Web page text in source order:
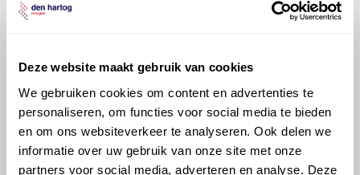
Deze website maakt gebruik van cookies
We gebruiken cookies om content en advertenties te
personaliseren, om functies voor social media te bieden
en om ons websiteverkeer te analyseren. Ook delen we
informatie over uw gebruik van onze site met onze
partners voor social media, adverteren en analyse. Deze
informatie mag noch geheel noch gedeeltelijk worden
gereproduceerd, opgeslagen in een database of op
voorafgaande schriftelijke toestemming van Olyslager
Organisation B.V. Hoewel alles in het werk is gesteld
om ervoor te zorgen dat deze gegevens zo accuraat
en compleet mogelijk zijn, wordt geen
aansprakelijkheid aanvaard, anders dan waartoe een
wettelijke verplichting bestaat, voor schade of verlies
veroorzaakt door fouten of omissies in de verstrekte